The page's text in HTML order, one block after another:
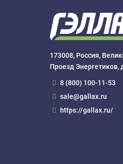
173008, Россия,
Проезд Энергетиков,
8 (800) 100-11-53
sale@gallax.ru
https://gallax.ru/